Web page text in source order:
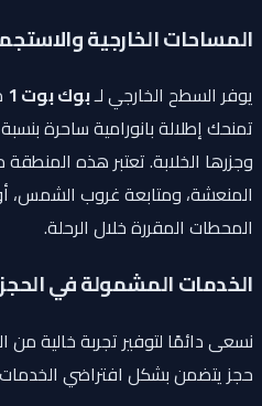
المساحات الخارجية
يوفر السطح الخارجي لـبوك بوت 1
وجزرها الخلابة. تعتبر هذه المنطقة
المنعشة، ومتابعة غروب الشمس، أو
المحطات المقررة خلال الرحلة.
الخدمات المشمولة في الحجز
نسعى دائمًا لتوفير تجربة خالية من
حجز يتضمن بشكل افتراضي الخدمات